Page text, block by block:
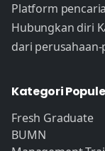
Platform
Hubungkan diri
dari
Kategori
Fresh Graduate
BUMN